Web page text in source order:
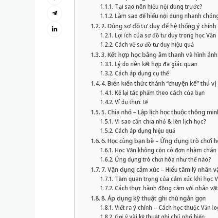
Tại sao nên hiểu nội dung trước?
Làm sao để hiểu nội dung nhanh
2. Dùng sơ đồ tư duy để hệ thống ý chính
Lợi ích của sơ đồ tư duy trong học Văn
Cách vẽ sơ đồ tư duy hiệu quả
3. Kết hợp học bằng âm thanh và hình ảnh
Lý do nên kết hợp đa giác quan
Cách áp dụng cụ thể
4. Biến kiến thức thành “chuyện kể” thú vị
Kể lại tác phẩm theo cách của bạn
Ví dụ thực tế
5. Chia nhỏ – Lập lịch học thuộc thông
Vì sao cần chia nhỏ & lên lịch học?
Cách áp dụng hiệu quả
6. Học cùng bạn bè – Ứng dụng trò chơi
Học Văn không còn cô đơn nhàm chán
Ứng dụng trò chơi hóa như thế nào?
7. Vận dụng cảm xúc – Hiểu tâm lý nhân
Tầm quan trọng của cảm xúc khi học
Cách thực hành đồng cảm với nhân vật
8. Áp dụng kỹ thuật ghi chú ngắn gọn
Viết ra ý chính – Cách học thuộc Văn